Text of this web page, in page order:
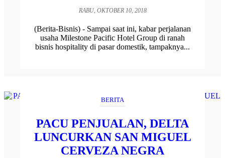
RABU, OKTOBER 10, 2018
(Berita-Bisnis) - Sampai saat ini, kabar perjalanan
usaha Milestone Pacific Hotel Group di ranah
bisnis hospitality di pasar domestik, tampaknya...
BERITA
PACU PENJUALAN, DELTA
LUNCURKAN SAN MIGUEL
CERVEZA NEGRA